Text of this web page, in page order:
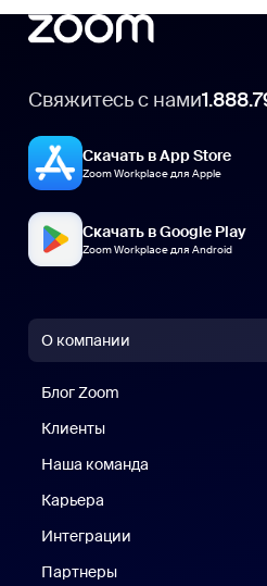
Свяжитесь с нами
Скачать в App Store
Zoom Workplace для Apple
Скачать в Google Play
Zoom Workplace для Android
О компании
Блог Zoom
Клиенты
Наша команда
Карьера
Интеграции
Партнеры